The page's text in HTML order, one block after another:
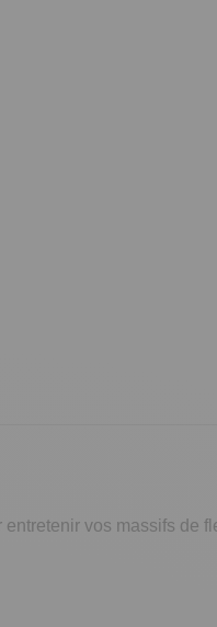
vos massifs de